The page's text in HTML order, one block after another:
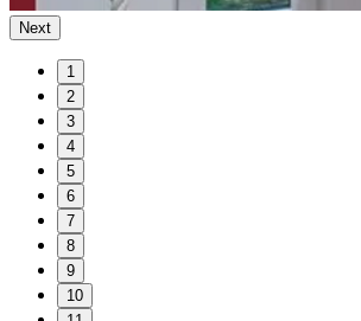
Next
1
2
3
4
5
6
7
8
9
10